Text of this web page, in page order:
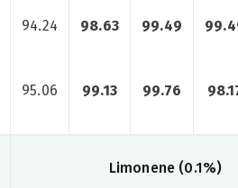
94.24 98.63 99.49
95.06 99.13 99.76
Limonene (0.1%)